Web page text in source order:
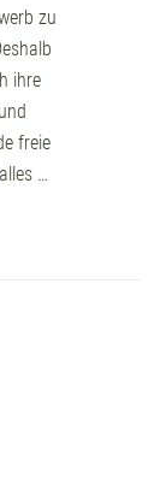
zu
ihre
freie
…